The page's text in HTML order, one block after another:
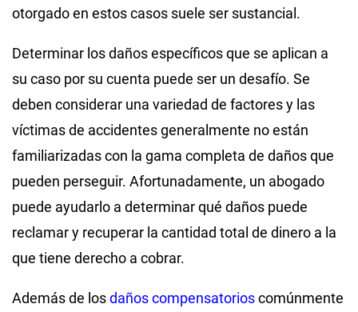
otorgado en estos casos suele ser sustancial.
Determinar los daños específicos que se aplican a
su caso por su cuenta puede ser un desafío. Se
deben considerar una variedad de factores y las
víctimas de accidentes generalmente no están
familiarizadas con la gama completa de daños que
pueden perseguir. Afortunadamente, un abogado
puede ayudarlo a determinar qué daños puede
reclamar y recuperar la cantidad total de dinero a la
que tiene derecho a cobrar.
Además de losdaños compensatorioscomúnmente